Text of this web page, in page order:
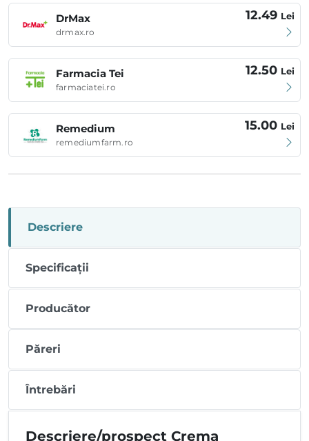
DrMax
drmax.ro
12.49 Lei
Farmacia Tei
farmaciatei.ro
12.50 Lei
Remedium
remediumfarm.ro
15.00 Lei
Descriere
Specificații
Producător
Păreri
Întrebări
Descriere/prospect Crema